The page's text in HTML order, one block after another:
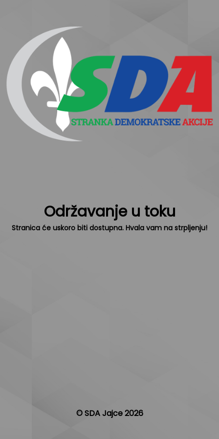
Održavanje u toku
Stranica će uskoro biti dostupna. Hvala vam na strpljenju!
© SDA Jajce 2026